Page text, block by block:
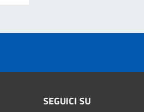
SEGUICI SU